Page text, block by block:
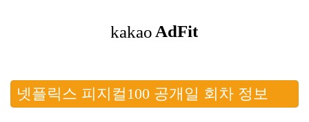
넷플릭스 피지컬100 공개일 회차 정보